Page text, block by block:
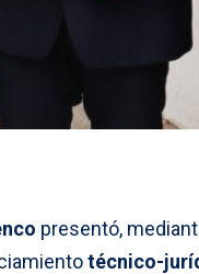
presentó,
técnico-